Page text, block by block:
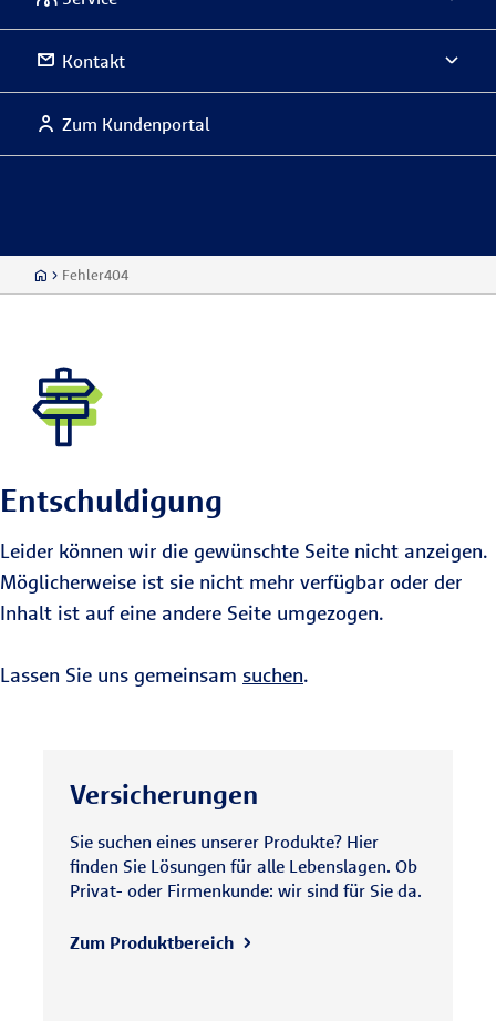
Kontakt
Zum Kundenportal
Fehler404
Entschuldigung
Leider können wir die gewünschte Seite nicht anzeigen.
Möglicherweise ist sie nicht mehr verfügbar oder der
Inhalt ist auf eine andere Seite umgezogen.
Lassen Sie uns gemeinsam suchen.
Versicherungen
Sie suchen eines unserer Produkte? Hier
finden Sie Lösungen für alle Lebenslagen. Ob
Privat- oder Firmenkunde: wir sind für Sie da.
Zum Produktbereich